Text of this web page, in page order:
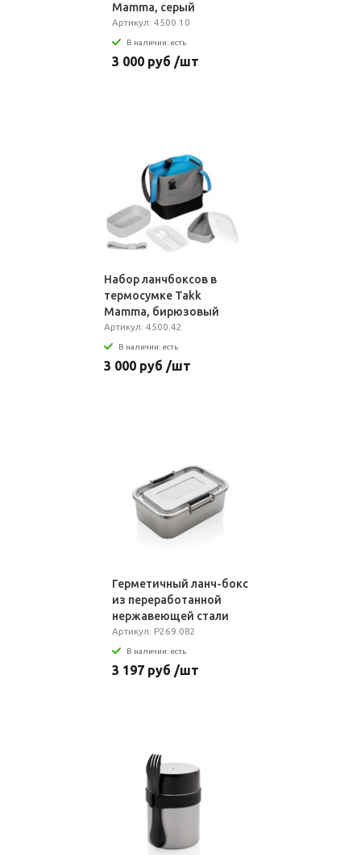
Mamma, серый
Артикул: 4500.10
В наличии: есть
3 000 руб /шт
Набор ланчбоксов в
термосумке Takk
Mamma, бирюзовый
Артикул: 4500.42
В наличии: есть
3 000 руб /шт
Герметичный ланч-бокс
из переработанной
нержавеющей стали
RCS, 1 л
Артикул: P269.082
В наличии: есть
3 197 руб /шт